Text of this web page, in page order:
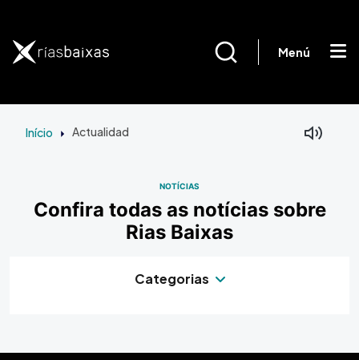
Menú
Início Actualidad
NOTÍCIAS
Confira todas as notícias sobre
Rias Baixas
Categorias